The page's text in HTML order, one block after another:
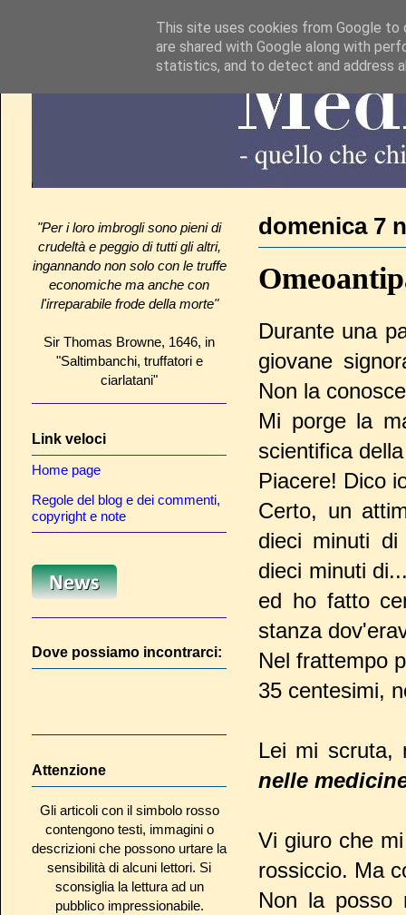
domenica 7
Durante una
giovane
Non la
Mi porge la
scientifica
Piacere! Dico
Certo, un
dieci minuti
dieci minuti
ed ho fatto
stanza
Nel frattempo
35 centesimi,
Lei mi scruta,
nelle
Vi giuro che
rossiccio. Ma
Non la posso
"Per i loro imbrogli sono pieni di
crudeltà e peggio di tutti gli altri,
ingannando non solo con le truffe
economiche ma anche con
l'irreparabile frode della morte"
Sir Thomas Browne, 1646, in
"Saltimbanchi, truffatori e
ciarlatani"
Link veloci
Home page
Regole del blog e dei commenti,
copyright e note
Dove possiamo incontrarci:
Attenzione
Gli articoli con il simbolo rosso
contengono testi, immagini o
descrizioni che possono urtare la
sensibilità di alcuni lettori. Si
sconsiglia la lettura ad un
pubblico impressionabile.
This site uses cookies from Google to
are shared with Google along with
statistics, and to detect and address